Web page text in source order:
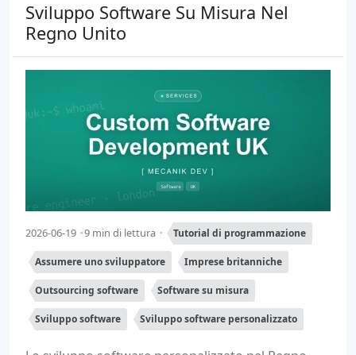
Sviluppo Software Su Misura Nel
Regno Unito
2026-06-19 9 min di lettura Tutorial di programmazione
Assumere uno sviluppatore Imprese britanniche
Outsourcing software Software su misura
Sviluppo software Sviluppo software personalizzato